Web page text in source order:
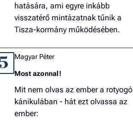
hatására, ami egyre inkább
visszatérő mintázatnak tűnik a
Tisza-kormány működésében.
Magyar Péter
Most azonnal!
Mit nem olvas az ember a rotyogó
kánikulában - hát ezt olvassa az
ember: